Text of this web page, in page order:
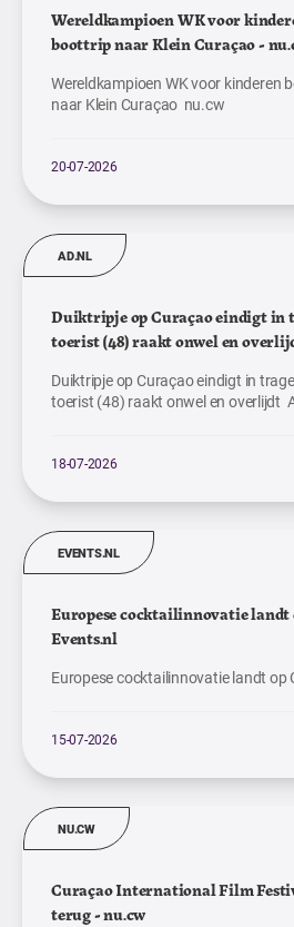
Wereldkampioen WK voor
boottrip naar Klein Curaçao -
Wereldkampioen WK voor kinderen
naar Klein Curaçao nu.cw
20-07-2026
AD.NL
Duiktripje op Curaçao eindigt in
toerist (48) raakt onwel en
Duiktripje op Curaçao eindigt in
toerist (48) raakt onwel en overlijdt
18-07-2026
EVENTS.NL
Europese cocktailinnovatie landt
Events.nl
Europese cocktailinnovatie landt op
15-07-2026
NU.CW
Curaçao International Film
terug - nu.cw